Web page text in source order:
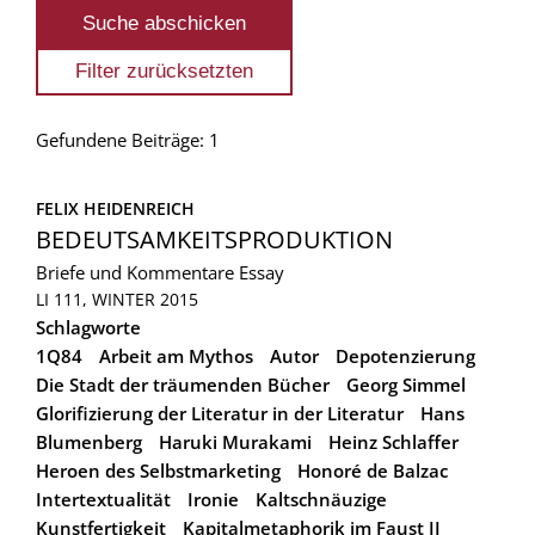
Gefundene Beiträge: 1
FELIX HEIDENREICH
BEDEUTSAMKEITSPRODUKTION
Briefe und Kommentare Essay
LI 111, WINTER 2015
Schlagworte
1Q84
Arbeit am Mythos Autor
Depotenzierung
Die Stadt der träumenden Bücher
Georg Simmel
Glorifizierung der Literatur in der Literatur
Hans
Blumenberg
Haruki Murakami
Heinz Schlaffer
Heroen des Selbstmarketing
Honoré de Balzac
Intertextualität
Ironie
Kaltschnäuzige
Kunstfertigkeit
Kapitalmetaphorik im Faust II